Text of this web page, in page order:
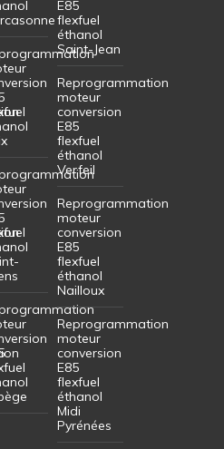
E85
flexfuel
éthanol
Saint-Jean
Reprogrammation
moteur
conversion
E85
flexfuel
éthanol
Verfeil
Reprogrammation
moteur
conversion
E85
flexfuel
éthanol
Nailloux
Reprogrammation
moteur
conversion
E85
flexfuel
éthanol
Midi
Pyrénées